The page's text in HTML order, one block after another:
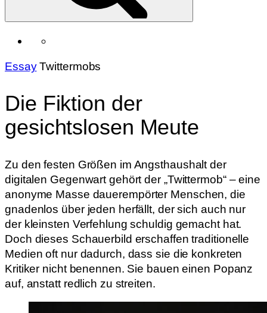
Essay Twittermobs
Die Fiktion der
gesichtslosen Meute
Zu den festen Größen im Angsthaushalt der
digitalen Gegenwart gehört der „Twittermob“ – eine
anonyme Masse dauerempörter Menschen, die
gnadenlos über jeden herfällt, der sich auch nur
der kleinsten Verfehlung schuldig gemacht hat.
Doch dieses Schauerbild erschaffen traditionelle
Medien oft nur dadurch, dass sie die konkreten
Kritiker nicht benennen. Sie bauen einen Popanz
auf, anstatt redlich zu streiten.